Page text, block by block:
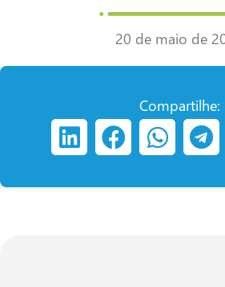
20 de maio de
Compartilhe: